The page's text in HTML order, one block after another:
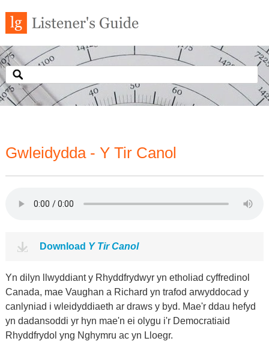
Gwleidydda - Y Tir Canol
Download Y Tir Canol
Yn dilyn llwyddiant y Rhyddfrydwyr yn etholiad cyffredinol
Canada, mae Vaughan a Richard yn trafod arwyddocad y
canlyniad i wleidyddiaeth ar draws y byd. Mae'r ddau hefyd
yn dadansoddi yr hyn mae'n ei olygu i'r Democratiaid
Rhyddfrydol yng Nghymru ac yn Lloegr.